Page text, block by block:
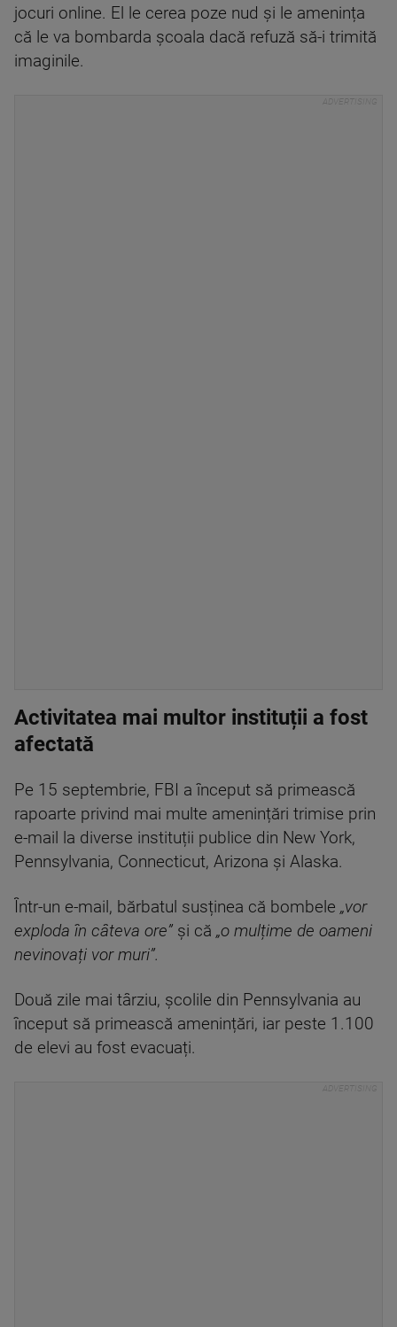
jocuri online. El le cerea poze nud și le amenința
că le va bombarda școala dacă refuză să-i trimită
imaginile.
Activitatea mai multor instituții a fost
afectată
Pe 15 septembrie, FBI a început să primească
rapoarte privind mai multe amenințări trimise prin
e-mail la diverse instituții publice din New York,
Pennsylvania, Connecticut, Arizona și Alaska.
Într-un e-mail, bărbatul susținea că bombele „vor
exploda în câteva ore” și că „o mulțime de oameni
nevinovați vor muri”.
Două zile mai târziu, școlile din Pennsylvania au
început să primească amenințări, iar peste 1.100
de elevi au fost evacuați.